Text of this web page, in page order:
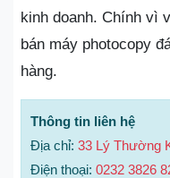
kinh doanh. Chính vì
bán máy photocopy
hàng.
Thông tin liên hệ
Địa chỉ: 33 Lý Thường
Điện thoại: 0232 3826